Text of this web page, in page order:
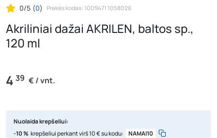
0/5 (0) Prekės kodas: 1009471 1058026
Akriliniai dažai AKRILEN, baltos sp.,
120 ml
4 39 € / vnt.
Nuolaida krepšeliui:
-10 %
krepšeliui perkant virš 10 € su kodu:
NAMAI10